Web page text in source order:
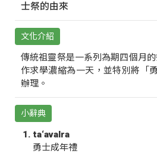
士祭的由來
文化介紹
傳統祖靈祭是一系列為期四個月
作求學濃縮為一天，並特別將「
辦理。
小辭典
ta‘avalra
勇士成年禮